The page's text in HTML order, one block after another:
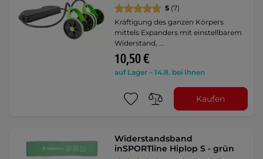
5 (7)
Kräftigung des ganzen Körpers
mittels Expanders mit einstellbarem
Widerstand, …
10,50 €
auf Lager – 14.8. bei Ihnen
Kaufen
Widerstandsband
inSPORTline Hiplop S - grün